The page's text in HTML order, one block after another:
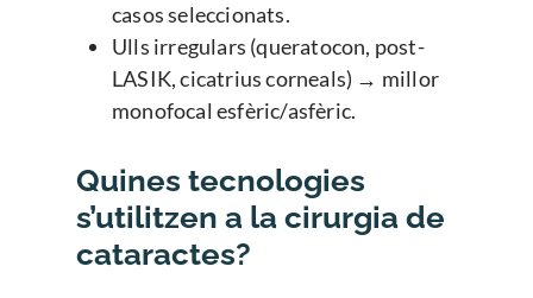
casos seleccionats.
Ulls irregulars (queratocon, post-
LASIK, cicatrius corneals) → millor
monofocal esfèric/asfèric.
Quines tecnologies
s’utilitzen a la cirurgia de
cataractes?